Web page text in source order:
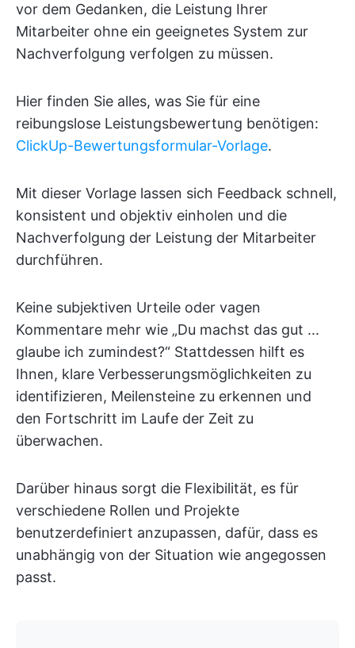
vor dem Gedanken, die Leistung Ihrer
Mitarbeiter ohne ein geeignetes System zur
Nachverfolgung verfolgen zu müssen.
Hier finden Sie alles, was Sie für eine
reibungslose Leistungsbewertung benötigen:
ClickUp-Bewertungsformular-Vorlage.
Mit dieser Vorlage lassen sich Feedback schnell,
konsistent und objektiv einholen und die
Nachverfolgung der Leistung der Mitarbeiter
durchführen.
Keine subjektiven Urteile oder vagen
Kommentare mehr wie „Du machst das gut ...
glaube ich zumindest?“ Stattdessen hilft es
Ihnen, klare Verbesserungsmöglichkeiten zu
identifizieren, Meilensteine zu erkennen und
den Fortschritt im Laufe der Zeit zu
überwachen.
Darüber hinaus sorgt die Flexibilität, es für
verschiedene Rollen und Projekte
benutzerdefiniert anzupassen, dafür, dass es
unabhängig von der Situation wie angegossen
passt.